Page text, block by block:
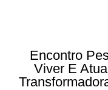
Encontro
Viver E